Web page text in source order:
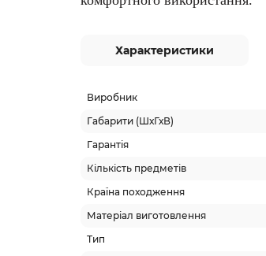
Характеристики
Виробник
Габарити (ШхГхВ)
Гарантія
Кількість предметів
Країна походження
Матеріал виготовлення
Тип